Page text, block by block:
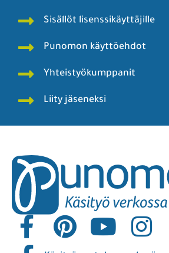
Sisällöt lisenssikäyttäjille
Punomon käyttöehdot
Yhteistyökumppanit
Liity jäseneksi